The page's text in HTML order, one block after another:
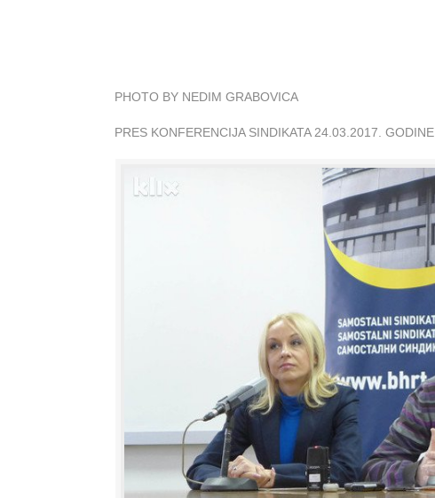
PHOTO BY NEDIM GRABOVICA
PRES KONFERENCIJA SINDIKATA 24.03.2017. GODINE